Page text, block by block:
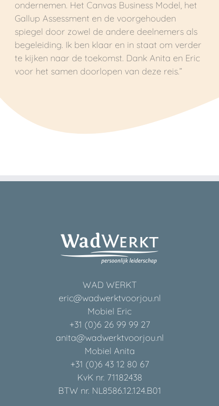
ondernemen. Het Canvas Business Model, het
Gallup Assessment en de voorgehouden
spiegel door zowel de andere deelnemers als
begeleiding. Ik ben klaar en in staat om verder
te kijken naar de toekomst. Dank Anita en Eric
voor het samen doorlopen van deze reis.”
WAD WERKT
eric@wadwerktvoorjou.nl
Mobiel Eric
+31 (0)6 26 99 99 27
anita@wadwerktvoorjou.nl
Mobiel Anita
+31 (0)6 43 12 80 67
KvK nr. 71182438
BTW nr. NL8586.12.124.B01